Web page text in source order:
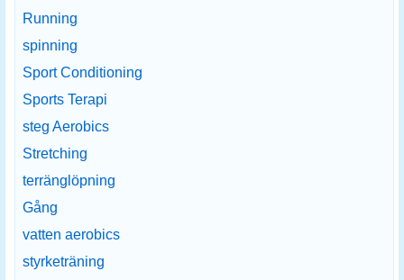
Running
spinning
Sport Conditioning
Sports Terapi
steg Aerobics
Stretching
terränglöpning
Gång
vatten aerobics
styrketräning